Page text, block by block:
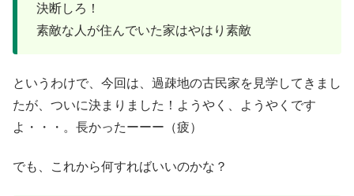
決断しろ！
素敵な人が住んでいた家はやはり素敵
というわけで、今回は、過疎地の古民家を見学してきまし
たが、ついに決まりました！ようやく、ようやくです
よ・・・。長かったーーー（疲）
でも、これから何すればいいのかな？